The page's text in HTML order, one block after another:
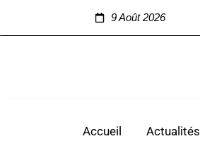
9 Août 2026
Accueil Actualités